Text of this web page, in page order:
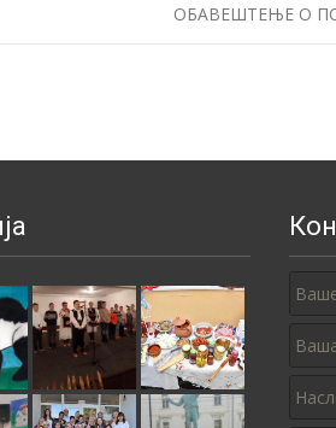
ОБАВЕШТЕЊЕ О